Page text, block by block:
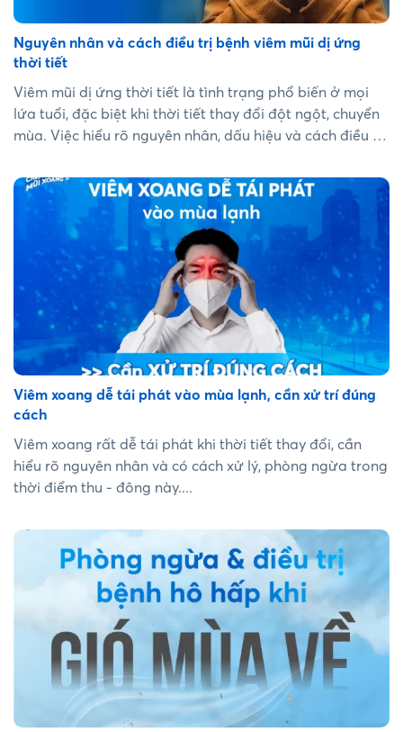
Nguyên nhân và cách điều trị bệnh viêm mũi dị ứng
thời tiết
Viêm mũi dị ứng thời tiết là tình trạng phổ biến ở mọi
lứa tuổi, đặc biệt khi thời tiết thay đổi đột ngột, chuyển
mùa. Việc hiểu rõ nguyên nhân, dấu hiệu và cách điều trị
bệnh lý này tốt hơn, ngăn chặn các biến chứng. Hãy
cùng tìm hiểu chi tiết về "viêm mũi dị ứng thời tiết" trong
bài viết dưới đây....
Viêm xoang dễ tái phát vào mùa lạnh, cần xử trí đúng
cách
Viêm xoang rất dễ tái phát khi thời tiết thay đổi, cần
hiểu rõ nguyên nhân và có cách xử lý, phòng ngừa trong
thời điểm thu - đông này....